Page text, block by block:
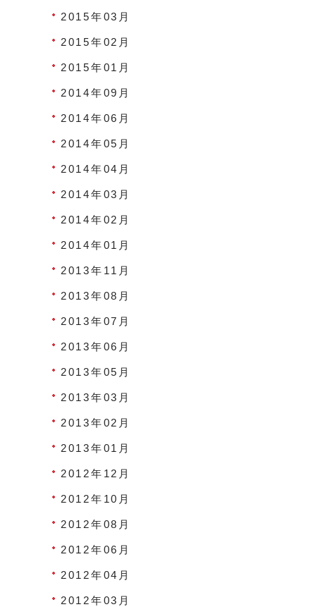
2015年03月
2015年02月
2015年01月
2014年09月
2014年06月
2014年05月
2014年04月
2014年03月
2014年02月
2014年01月
2013年11月
2013年08月
2013年07月
2013年06月
2013年05月
2013年03月
2013年02月
2013年01月
2012年12月
2012年10月
2012年08月
2012年06月
2012年04月
2012年03月